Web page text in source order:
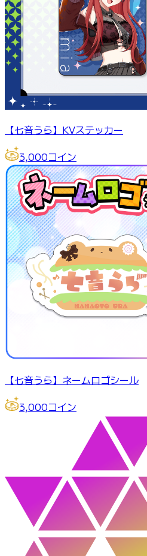
【七音うら】KVステッカー
3,000コイン
【七音うら】ネームロゴシール
3,000コイン